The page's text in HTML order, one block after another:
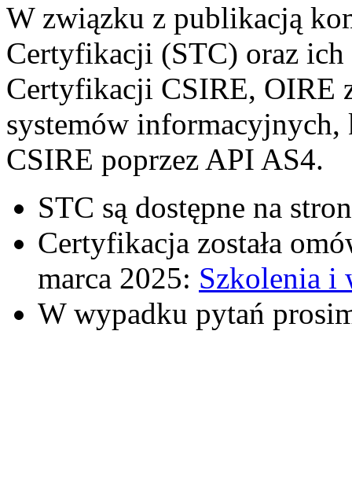
W związku z publikacją
Certyfikacji (STC) oraz ich
Certyfikacji CSIRE, OIRE
systemów informacyjnych,
CSIRE poprzez API AS4.
STC są dostępne na
Certyfikacja została
marca 2025: Szkolenia i
W wypadku pytań